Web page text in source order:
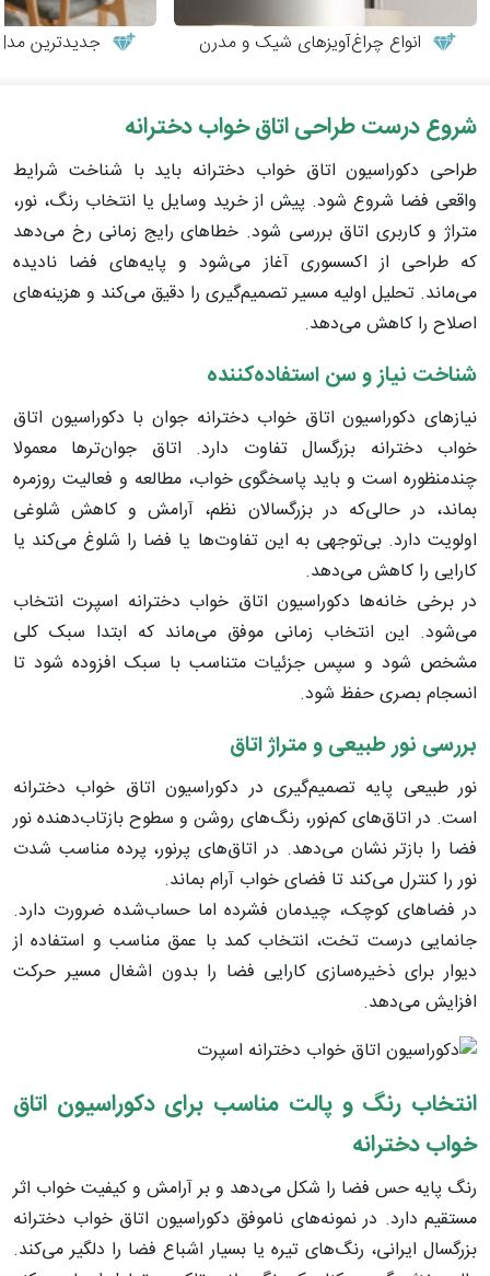
انواع چراغ‌آویزهای شیک و مدرن جدیدترین مدل‌های
شروع درست طراحی اتاق خواب دخترانه
طراحی دکوراسیون اتاق خواب دخترانه باید با شناخت شرایط
واقعی فضا شروع شود. پیش از خرید وسایل یا انتخاب رنگ، نور،
متراژ و کاربری اتاق بررسی شود. خطاهای رایج زمانی رخ می‌دهد
که طراحی از اکسسوری آغاز می‌شود و پایه‌های فضا نادیده
می‌ماند. تحلیل اولیه مسیر تصمیم‌گیری را دقیق می‌کند و هزینه‌های
اصلاح را کاهش می‌دهد.
شناخت نیاز و سن استفاده‌کننده
نیازهای دکوراسیون اتاق خواب دخترانه جوان با دکوراسیون اتاق
خواب دخترانه بزرگسال تفاوت دارد. اتاق جوان‌ترها معمولا
چندمنظوره است و باید پاسخگوی خواب، مطالعه و فعالیت روزمره
بماند، در حالی‌که در بزرگسالان نظم، آرامش و کاهش شلوغی
اولویت دارد. بی‌توجهی به این تفاوت‌ها یا فضا را شلوغ می‌کند یا
کارایی را کاهش می‌دهد.
در برخی خانه‌ها دکوراسیون اتاق خواب دخترانه اسپرت انتخاب
می‌شود. این انتخاب زمانی موفق می‌ماند که ابتدا سبک کلی
مشخص شود و سپس جزئیات متناسب با سبک افزوده شود تا
انسجام بصری حفظ شود.
بررسی نور طبیعی و متراژ اتاق
نور طبیعی پایه تصمیم‌گیری در دکوراسیون اتاق خواب دخترانه
است. در اتاق‌های کم‌نور، رنگ‌های روشن و سطوح بازتاب‌دهنده نور
فضا را بازتر نشان می‌دهد. در اتاق‌های پرنور، پرده مناسب شدت
نور را کنترل می‌کند تا فضای خواب آرام بماند.
در فضاهای کوچک، چیدمان فشرده اما حساب‌شده ضرورت دارد.
جانمایی درست تخت، انتخاب کمد با عمق مناسب و استفاده از
دیوار برای ذخیره‌سازی کارایی فضا را بدون اشغال مسیر حرکت
افزایش می‌دهد.
انتخاب رنگ و پالت مناسب برای دکوراسیون اتاق
خواب دخترانه
رنگ پایه حس فضا را شکل می‌دهد و بر آرامش و کیفیت خواب اثر
مستقیم دارد. در نمونه‌های ناموفق دکوراسیون اتاق خواب دخترانه
بزرگسال ایرانی، رنگ‌های تیره یا بسیار اشباع فضا را دلگیر می‌کند.